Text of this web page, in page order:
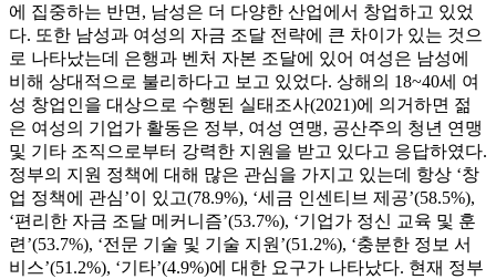
에 집중하는 반면, 남성은 더 다양한 산업에서 창업하고 있었
다. 또한 남성과 여성의 자금 조달 전략에 큰 차이가 있는 것으
로 나타났는데 은행과 벤처 자본 조달에 있어 여성은 남성에
비해 상대적으로 불리하다고 보고 있었다. 상해의 18~40세 여
성 창업인을 대상으로 수행된 실태조사(2021)에 의거하면 젊
은 여성의 기업가 활동은 정부, 여성 연맹, 공산주의 청년 연맹
및 기타 조직으로부터 강력한 지원을 받고 있다고 응답하였다.
정부의 지원 정책에 대해 많은 관심을 가지고 있는데 항상 ‘창
업 정책에 관심’이 있고(78.9%), ‘세금 인센티브 제공’(58.5%),
‘편리한 자금 조달 메커니즘’(53.7%), ‘기업가 정신 교육 및 훈
련’(53.7%), ‘전문 기술 및 기술 지원’(51.2%), ‘충분한 정보 서
비스’(51.2%), ‘기타’(4.9%)에 대한 요구가 나타났다. 현재 정부